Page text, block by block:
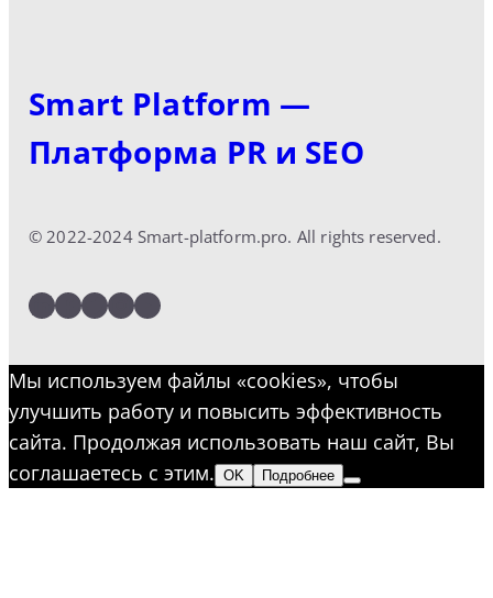
Smart Platform —
Платформа PR и SEO
© 2022-2024 Smart-platform.pro. All rights reserved.
LinkedIn
Facebook
Twitter
Instagram
YouTube
Мы используем файлы «cookies», чтобы
улучшить работу и повысить эффективность
сайта. Продолжая использовать наш сайт, Вы
соглашаетесь с этим. OK Подробнее